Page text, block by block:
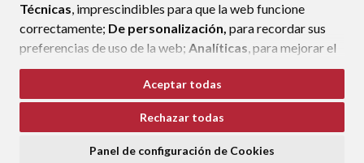
Técnicas, imprescindibles para que la web funcione
correctamente; De personalización, para recordar sus
preferencias de uso de la web; Analíticas, para mejorar el
funcionamiento de la web y sus servicios.
Si acepta pulsando el botón“Aceptar todas”
consideramos que acepta su uso. Si pulsa el botón
ninguna acción, se guardarán las cookies técnicas
Aceptar todas
Rechazar todas
Panel de configuración de Cookies